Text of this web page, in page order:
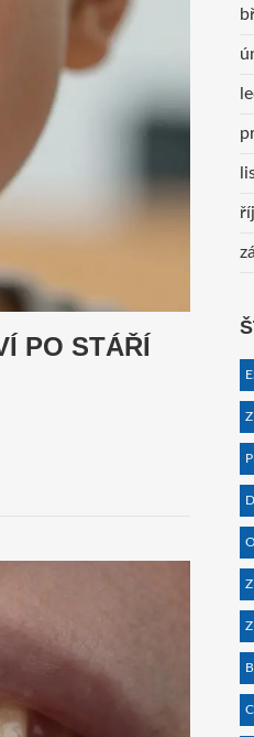
PO STÁŘÍ